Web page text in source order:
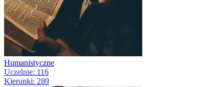
Humanistyczne
Uczelnie: 116
Kierunki: 289